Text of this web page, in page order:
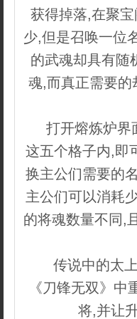
获得掉落,在聚
少,但是召唤一位
的武魂却具有随
魂,而真正需要的
打开熔炼炉界
这五个格子内,即
换主公们需要的
主公们可以消耗
的将魂数量不同,
传说中的太
《刀锋无双》
将,并让